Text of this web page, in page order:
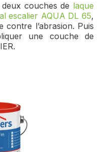
couches de laque
escalier AQUA DL 65,
contre l’abrasion. Puis
une couche de